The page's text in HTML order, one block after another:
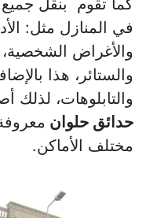
كما تقوم بنقل جميع
في المنازل مثل:
والأغراض
والستائر، هذا
والتابلوهات،
حدائق حلوان
مختلف الأماكن.